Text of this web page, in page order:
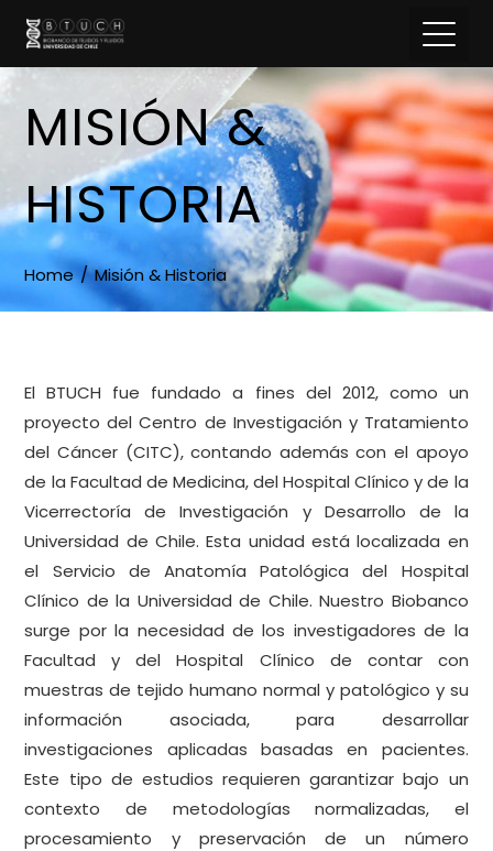
MISIÓN &
HISTORIA
Home Misión & Historia
El BTUCH fue fundado a fines del 2012, como un
proyecto del Centro de Investigación y Tratamiento
del Cáncer (CITC), contando además con el apoyo
de la Facultad de Medicina, del Hospital Clínico y de la
Vicerrectoría de Investigación y Desarrollo de la
Universidad de Chile. Esta unidad está localizada en
el Servicio de Anatomía Patológica del Hospital
Clínico de la Universidad de Chile. Nuestro Biobanco
surge por la necesidad de los investigadores de la
Facultad y del Hospital Clínico de contar con
muestras de tejido humano normal y patológico y su
información asociada, para desarrollar
investigaciones aplicadas basadas en pacientes.
Este tipo de estudios requieren garantizar bajo un
contexto de metodologías normalizadas, el
procesamiento y preservación de un número